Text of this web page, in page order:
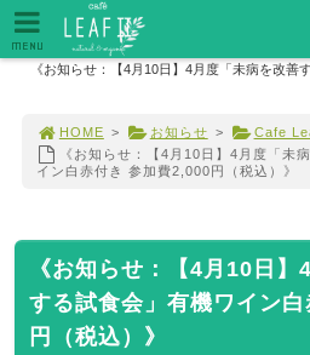
《お知らせ：【4月10日】4月度「未病を改
HOME > お知らせ > Cafe
《お知らせ：【4月10日】4月度「未
イン白赤付き 参加費2,000円（税込）》
《お知らせ：【4月10日
する試食会」有機ワイン
円（税込）》
MENU